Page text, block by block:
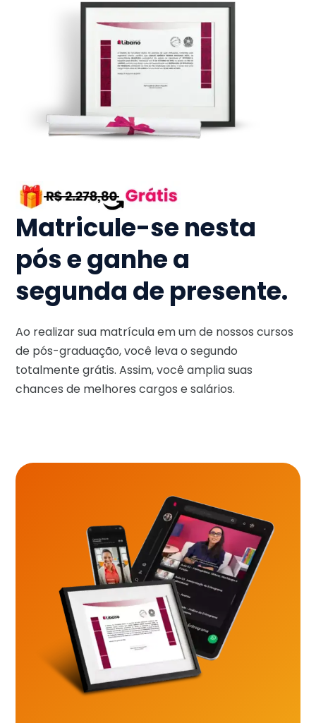
Matricule-se nesta
pós e ganhe a
segunda de presente.
Ao realizar sua matrícula em um de nossos cursos
de pós-graduação, você leva o segundo
totalmente grátis. Assim, você amplia suas
chances de melhores cargos e salários.